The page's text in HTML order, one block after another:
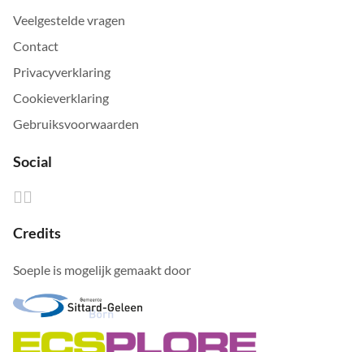
Veelgestelde vragen
Contact
Privacyverklaring
Cookieverklaring
Gebruiksvoorwaarden
Social
Credits
Soeple is mogelijk gemaakt door